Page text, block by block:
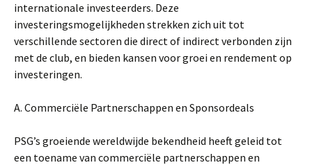
internationale investeerders. Deze
investeringsmogelijkheden strekken zich uit tot
verschillende sectoren die direct of indirect verbonden zijn
met de club, en bieden kansen voor groei en rendement op
investeringen.
A. Commerciële Partnerschappen en Sponsordeals
PSG’s groeiende wereldwijde bekendheid heeft geleid tot
een toename van commerciële partnerschappen en